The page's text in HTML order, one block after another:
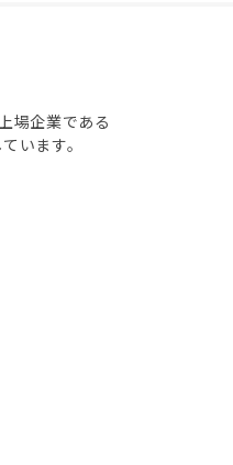
場企業である
います。